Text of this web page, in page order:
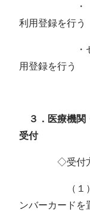
・「マイナ
利用登録を行う
・セブン銀
用登録を行う
３．医療機関
受付
◇受付方
（１）顔認
ンバーカードを